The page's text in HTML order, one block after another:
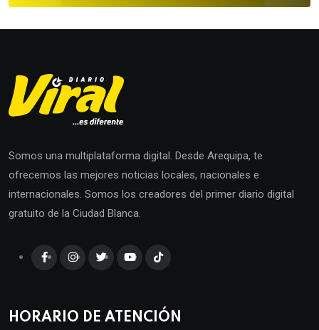
Somos una multiplataforma digital. Desde Arequipa, te
ofrecemos las mejores noticias locales, nacionales e
internacionales. Somos los creadores del primer diario digital
gratuito de la Ciudad Blanca.
HORARIO DE ATENCIÓN